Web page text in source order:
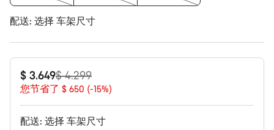
配送: 选择 车架尺寸
$ 3.649
原
价
$ 4.299
您节省了 $ 650 (-15%)
配送: 选择 车架尺寸